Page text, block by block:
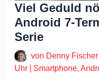
Viel Geduld
Android 7-
Serie
von Denny Fischer
Uhr
Smartphone,